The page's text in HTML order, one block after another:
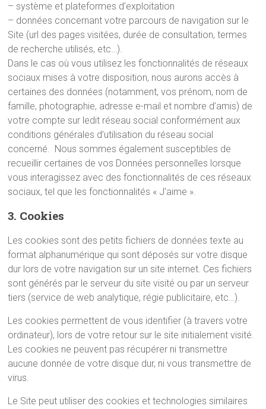
– système et plateformes d’exploitation
– données concernant votre parcours de navigation sur le
Site (url des pages visitées, durée de consultation, termes
de recherche utilisés, etc…).
Dans le cas où vous utilisez les fonctionnalités de réseaux
sociaux mises à votre disposition, nous aurons accès à
certaines des données (notamment, vos prénom, nom de
famille, photographie, adresse e-mail et nombre d’amis) de
votre compte sur ledit réseau social conformément aux
conditions générales d’utilisation du réseau social
concerné. Nous sommes également susceptibles de
recueillir certaines de vos Données personnelles lorsque
vous interagissez avec des fonctionnalités de ces réseaux
sociaux, tel que les fonctionnalités « J’aime ».
3. Cookies
Les cookies sont des petits fichiers de données texte au
format alphanumérique qui sont déposés sur votre disque
dur lors de votre navigation sur un site internet. Ces fichiers
sont générés par le serveur du site visité ou par un serveur
tiers (service de web analytique, régie publicitaire, etc…).
Les cookies permettent de vous identifier (à travers votre
ordinateur), lors de votre retour sur le site initialement visité.
Les cookies ne peuvent pas récupérer ni transmettre
aucune donnée de votre disque dur, ni vous transmettre de
virus.
Le Site peut utiliser des cookies et technologies similaires